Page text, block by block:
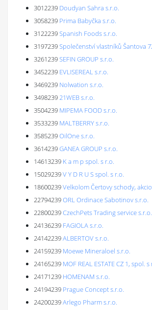
3012239 Doudyan Sahra s.r.o.
3058239 Prima Babyčka s.r.o.
3122239Spanish Foods s.r.o.
3197239Společenství vlastníků Šantova
3261239SEFIN GROUP s.r.o.
3452239 EVLISEREAL s.r.o.
3469239 Nolwation s.r.o.
349823921WEB s.r.o.
3504239 MIPEMA FOOD s.r.o.
3533239 MALTBERRY s.r.o.
3585239OilOne s.r.o.
3614239GANEA GROUP s.r.o.
14613239 K a m p spol. s r.o.
15029239V Y D R U S spol. s r.o.
18600239Velkolom Čertovy schody,
22794239ORL Ordinace Sabotinov s.r.o.
22800239CzechPets Trading service s.r.o.
24136239 FAGIOLA s.r.o.
24142239ALBERTOV s.r.o.
24159239 Moewe Mineraloel s.r.o.
24165239 MOF REAL ESTATE CZ 1, spol. s
24171239 HOMENAM s.r.o.
24194239 Prague Concept s.r.o.
24200239Arlego Pharm s.r.o.